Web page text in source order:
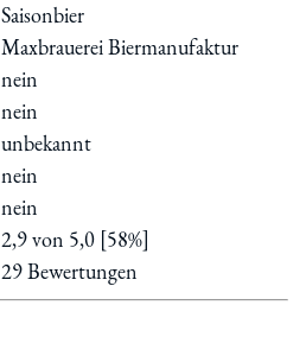
Saisonbier
Maxbrauerei Biermanufaktur
nein
nein
unbekannt
nein
nein
2,9 von 5,0 [58%]
29 Bewertungen